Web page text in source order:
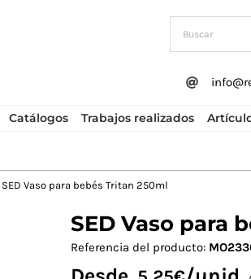
Catálogos Trabajos realizados
SED Vaso para bebés Tritan 250ml
SED Vaso para
Referencia del producto: